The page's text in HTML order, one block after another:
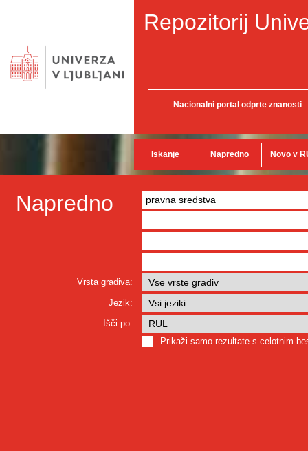
Repozitorij
Nacionalni portal odprte znanosti
Iskanje Napredno Novo v
Napredno
Vrsta gradiva:
Jezik:
Išči po:
Prikaži samo rezultate s celotnim